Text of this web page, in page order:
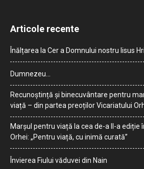
Articole recente
Înălțarea la Cer a Domnului nostru Iisus
Dumnezeu…
Recunoștință și binecuvântare pentru
viață – din partea preoților Vicariatului
Marșul pentru viață la cea de-a II-a ediție
Orhei: „Pentru viață, cu inimă curată”
Învierea Fiului văduvei din Nain